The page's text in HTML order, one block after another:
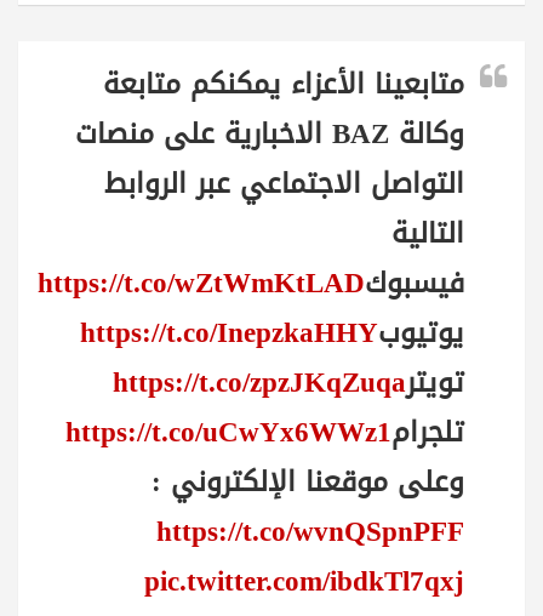
متابعينا الأعزاء يمكنكم متابعة
وكالة BAZ الاخبارية على منصات
التواصل الاجتماعي عبر الروابط
التالية
فيسبوكhttps://t.co/wZtWmKtLAD
يوتيوبhttps://t.co/InepzkaHHY
تويترhttps://t.co/zpzJKqZuqa
تلجرامhttps://t.co/uCwYx6WWz1
وعلى موقعنا الإلكتروني :
https://t.co/wvnQSpnPFF
pic.twitter.com/ibdkTl7qxj